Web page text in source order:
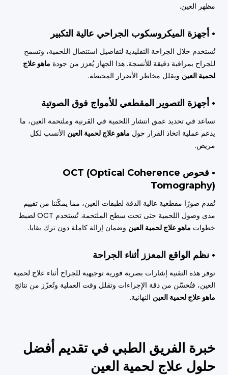
مظهر العين.
• أجهزة الميكروسكوب الجراحي عالية التكبير
تُستخدم خلال الجراحة التقليدية لتفاصيل استئصال اللحمية، وتسمح
للجراح بمراقبة دقيقة للأنسجة. هذا الجهاز يُعزز من جودة ماهو علاج
لحمية العين ويقلل مخاطر الأضرار المحيطة.
• أجهزة التصوير المقطعي للأمواج فوق الصوتية
تساعد في تحديد عمق انتشار اللحمية في القرنية وملتحمة العين، ما
يدعم عملية اتخاذ القرار حول ماهو علاج لحمية العين الأنسب لكل
مريض.
• فحوص OCT (Optical Coherence
Tomography)
تُقدم صورًا مقطعية عالية الدقة لطبقات العين، مما يمكّننا من تقييم
مدى وصول اللحمية حتى تحت سطح الملتحمة. تُستخدم OCT لضبط
خطوات ماهو علاج لحمية العين وضمان إزالة كاملة دون ترك بقايا.
• نظم الواقع المعزز أثناء الجراحة
توفر هذه التقنية إشارات بصرية فورية توجيهية للجراح أثناء علاج لحمية
العين، فتُحسّن من دقة الإجراءات وتقلل وقت العملية وتُعزّز من نتائج
ماهو علاج لحمية العين النهائية.
خبرة الفريق الطبي في تقديم أفضل
حلول علاج لحمية العين